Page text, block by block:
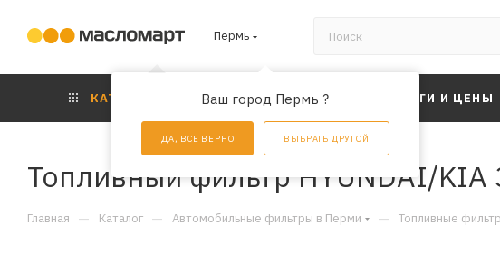
Пермь
Ваш город Пермь ?
ДА, ВСЕ ВЕРНО ВЫБРАТЬ ДРУГОЙ
КАТАЛОГ АКЦИИ УСЛУГИ И ЦЕНЫ
Топливный фильтр HYUNDAI/KIA
Главная — Каталог — Автомобильные фильтры в Перми — Топливные